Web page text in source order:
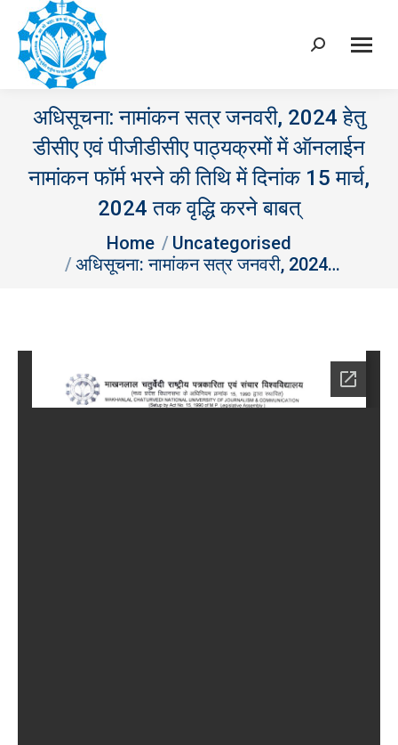
Search:
अधिसूचना: नामांकन सत्र जनवरी, 2024 हेतु
डीसीए एवं पीजीडीसीए पाठ्यक्रमों में ऑनलाईन
नामांकन फॉर्म भरने की तिथि में दिनांक 15 मार्च,
2024 तक वृद्धि करने बाबत्
Home
Uncategorised
अधिसूचना: नामांकन सत्र जनवरी, 2024…